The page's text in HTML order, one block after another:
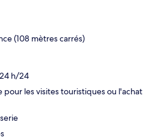
(108 mètres carrés)
h/24
pour les visites touristiques ou l'achat